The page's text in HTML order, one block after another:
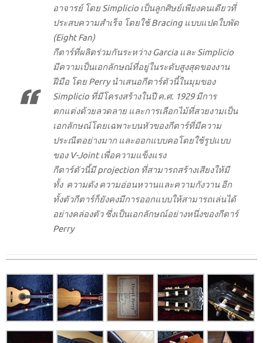
อาจารย์ โดย Simplicio เป็นลูกศิษย์เพียงคนเดียวที่
ประสบความสำเร็จ โดยใช้ Bracing แบบแปดใบพัด
(Eight Fan)
กีตาร์ที่ผลิตร่วมกันระหว่าง Garcia และ Simplicio
มีความเป็นเอกลักษณ์ที่อยู่ในระดับสูงสุดของงาน
ฝีมือ โดย Perry นำเสนอกีตาร์ตัวนี้ในมุมของ
Simplicio ที่มีโครงสร้างในปี ค.ศ. 1929 มีการ
ตกแต่งด้วยลวดลาย และการเลือกไม้ที่สวยงามเป็น
เอกลักษณ์โดยเฉพาะบนหัวของกีตาร์ที่มีความ
ประณีตอย่างมาก และออกแบบคอโดยใช้รูปแบบ
ของ V-Joint เพื่อความแข็งแรง
กีตาร์ตัวนี้มี projection ที่สามารถสร้างเสียงให้มี
ทั้ง ความดัง ความอ่อนหวานและความกังวาน อีก
ทั้งตัวกีตาร์ก็ยังคงมีการออกแบบให้สามารถเล่นได้
อย่างคล่องตัว ซึ่งเป็นเอกลักษณ์อย่างหนึ่งของกีตาร์
Perry